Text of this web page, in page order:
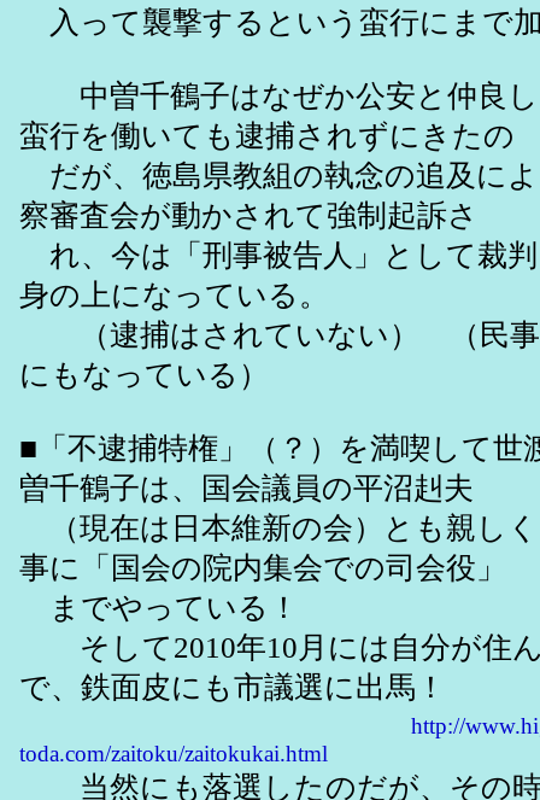
入って襲撃するという蛮行にまで
中曽千鶴子はなぜか公安と仲良し
蛮行を働いても逮捕されずにきたの
だが、徳島県教組の執念の追及に
察審査会が動かされて強制起訴さ
れ、今は「刑事被告人」として裁
身の上になっている。
（逮捕はされていない） （民事
にもなっている）
■「不逮捕特権」（？）を満喫して世
曽千鶴子は、国会議員の平沼赳夫
（現在は日本維新の会）とも親し
事に「国会の院内集会での司会役」
までやっている！
そして2010年10月には自分が住
で、鉄面皮にも市議選に出馬！
http://
toda.com/zaitoku/zaitokukai.html
当然にも落選したのだが、その時